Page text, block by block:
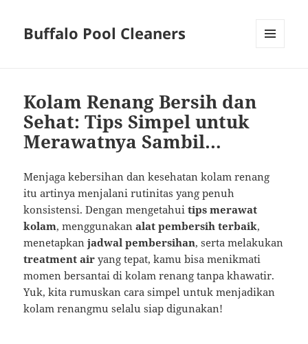
Buffalo Pool Cleaners
Kolam Renang Bersih dan
Sehat: Tips Simpel untuk
Merawatnya Sambil…
Menjaga kebersihan dan kesehatan kolam renang
itu artinya menjalani rutinitas yang penuh
konsistensi. Dengan mengetahuitips merawat
kolam, menggunakanalat pembersih terbaik,
menetapkanjadwal pembersihan, serta melakukan
treatment air yang tepat, kamu bisa menikmati
momen bersantai di kolam renang tanpa khawatir.
Yuk, kita rumuskan cara simpel untuk menjadikan
kolam renangmu selalu siap digunakan!